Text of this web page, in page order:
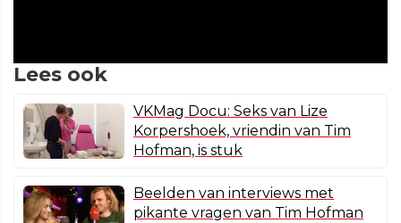
Lees ook
VKMag Docu: Seks van Lize
Korpershoek, vriendin van Tim
Hofman, is stuk
Beelden van interviews met
pikante vragen van Tim Hofman